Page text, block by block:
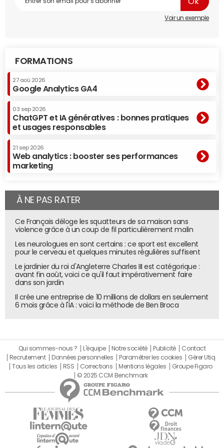
Voir un exemple
FORMATIONS
27 aoû 2026
Google Analytics GA4
03 sep 2026
ChatGPT et IA génératives : bonnes pratiques
et usages responsables
21 sep 2026
Web analytics : booster ses performances
marketing
À NE PAS RATER
Ce Français déloge les squatteurs de sa maison sans
violence grâce à un coup de fil particulièrement malin
Les neurologues en sont certains : ce sport est excellent
pour le cerveau et quelques minutes régulières suffisent
Le jardinier du roi d'Angleterre Charles III est catégorique :
avant fin août, voici ce qu'il faut impérativement faire
dans son jardin
Il crée une entreprise de 10 millions de dollars en seulement
6 mois grâce à l'IA : voici la méthode de Ben Broca
Qui sommes-nous ? L'équipe Notre société Publicité
Contact
Recrutement
Données personnelles Paramétrer les cookies
Gérer Utiq
Tous les articles
RSS Corrections Mentions légales
Groupe Figaro
© 2025 CCM Benchmark